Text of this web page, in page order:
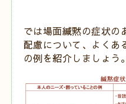
では場面緘黙の症状の
配慮について、よくあ
の例を紹介しましょう。